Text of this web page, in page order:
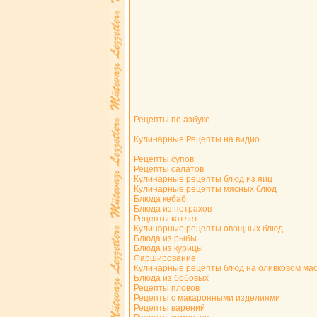
Рецепты по азбуке
Кулинарные Рецепты на видио
Рецепты супов
Рецепты салатов
Кулинарные рецепты блюд из яиц
Кулинарные рецепты мясных блюд
Блюда кебаб
Блюда из потрахов
Рецепты катлет
Кулинарные рецепты овощных блюд
Блюда из рыбы
Блюда из курицы
Фарширование
Кулинарные рецепты блюд на оливковом
Блюда из бобовых
Рецепты пловов
Рецепты с макаронными изделиями
Рецепты варений